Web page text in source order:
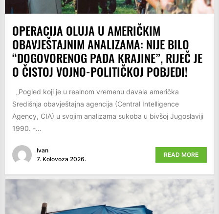
OPERACIJA OLUJA U AMERIČKIM
OBAVJEŠTAJNIM ANALIZAMA: NIJE BILO
“DOGOVORENOG PADA KRAJINE”, RIJEČ JE
O ČISTOJ VOJNO-POLITIČKOJ POBJEDI!
„Pogled koji je u realnom vremenu davala američka
Središnja obavještajna agencija (Central Intelligence
Agency, CIA) u svojim analizama sukoba u bivšoj Jugoslaviji
1990. -...
Ivan
7. Kolovoza 2026.
READ MORE